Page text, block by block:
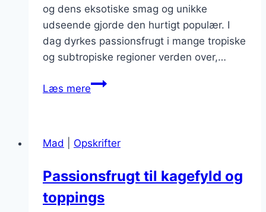
og dens eksotiske smag og unikke
udseende gjorde den hurtigt populær. I
dag dyrkes passionsfrugt i mange tropiske
og subtropiske regioner verden over,…
Læs merePassionsfrugt
smagfuld
Mad Opskrifter
Passionsfrugt til kagefyld og
toppings